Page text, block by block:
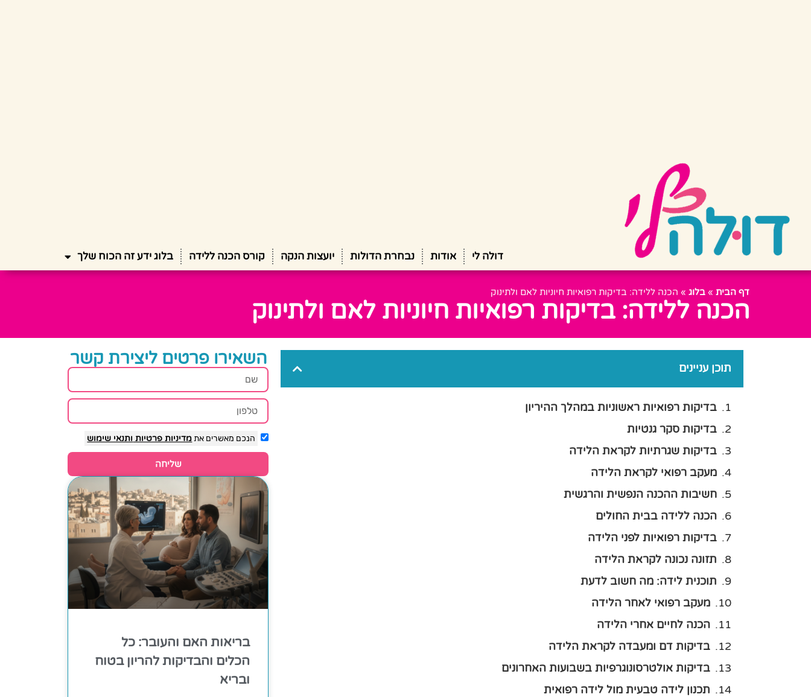
דולה לי אודות נבחרת הדולות יועצות הנקה קורס הכנה ללידה בלוג ידע זה הכוח שלך
דף הבית » בלוג » הכנה ללידה: בדיקות רפואיות חיוניות לאם ולתינוק
הכנה ללידה: בדיקות רפואיות חיוניות לאם ולתינוק
תוכן עניינים
בדיקות רפואיות ראשוניות במהלך ההיריון
בדיקות סקר גנטיות
בדיקות שגרתיות לקראת הלידה
מעקב רפואי לקראת הלידה
חשיבות ההכנה הנפשית והרגשית
הכנה ללידה בבית החולים
בדיקות רפואיות לפני הלידה
תזונה נכונה לקראת הלידה
תוכנית לידה: מה חשוב לדעת
מעקב רפואי לאחר הלידה
הכנה לחיים אחרי הלידה
בדיקות דם ומעבדה לקראת הלידה
בדיקות אולטרסונוגרפיות בשבועות האחרונים
תכנון לידה טבעית מול לידה רפואית
השאירו פרטים ליצירת קשר
הנכם מאשרים אתמדיניות פרטיות ותנאי שימוש
שליחה
בריאות האם והעובר: כל
הכלים והבדיקות להריון בטוח
ובריא